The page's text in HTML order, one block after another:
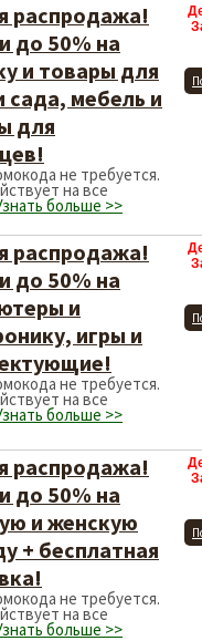
распродажа!
до 50% на
и товары для
сада, мебель и
для
не требуется.
на все
больше >>
распродажа!
до 50% на
и
игры и
не требуется.
на все
больше >>
распродажа!
до 50% на
и женскую
+ бесплатная
не требуется.
на все
больше >>